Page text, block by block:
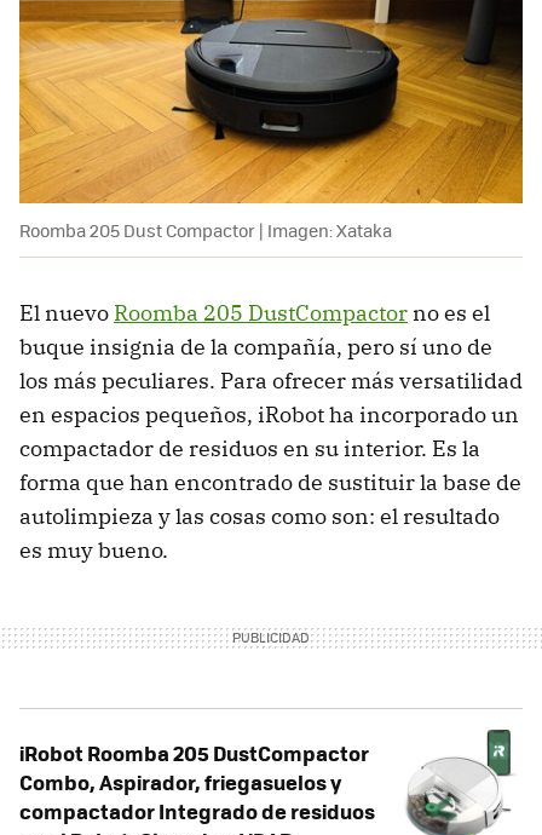
Roomba 205 Dust Compactor | Imagen: Xataka
El nuevo Roomba 205 DustCompactor no es el
buque insignia de la compañía, pero sí uno de
los más peculiares. Para ofrecer más versatilidad
en espacios pequeños, iRobot ha incorporado un
compactador de residuos en su interior. Es la
forma que han encontrado de sustituir la base de
autolimpieza y las cosas como son: el resultado
es muy bueno.
iRobot Roomba 205 DustCompactor
Combo, Aspirador, friegasuelos y
compactador Integrado de residuos